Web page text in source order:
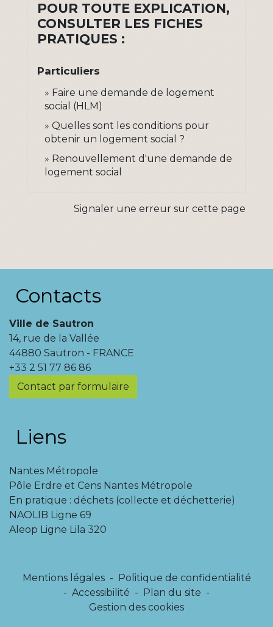
POUR TOUTE EXPLICATION,
CONSULTER LES FICHES
PRATIQUES :
Particuliers
Faire une demande de logement
social (HLM)
Quelles sont les conditions pour
obtenir un logement social ?
Renouvellement d'une demande de
logement social
Signaler une erreur sur cette page
Contacts
Ville de Sautron
14, rue de la Vallée
44880 Sautron - FRANCE
+33 2 51 77 86 86
Contact par formulaire
Liens
Nantes Métropole
Pôle Erdre et Cens Nantes Métropole
En pratique : déchets (collecte et déchetterie)
NAOLIB Ligne 69
Aleop Ligne Lila 320
Mentions légales -
Politique de confidentialité
- Accessibilité - Plan du site -
Gestion des cookies